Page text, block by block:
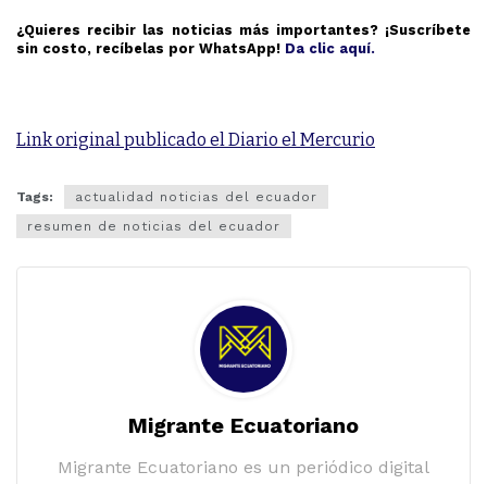
¿Quieres recibir las noticias más importantes? ¡Suscríbete
sin costo, recíbelas por WhatsApp! Da clic aquí.
Link original publicado el Diario el Mercurio
Tags:
actualidad noticias del ecuador
resumen de noticias del ecuador
Migrante Ecuatoriano
Migrante Ecuatoriano es un periódico digital